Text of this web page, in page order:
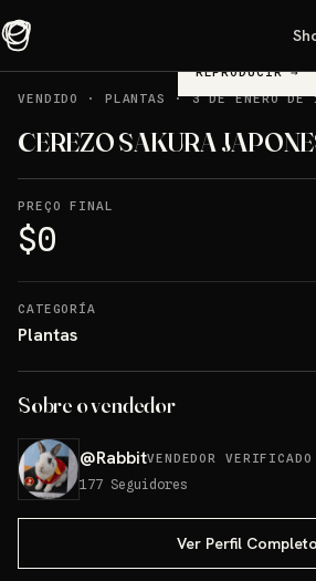
REPRODUCIR→
VENDIDO
· PLANTAS ·3 DE ENERO DE
CEREZO SAKURA
PREÇO FINAL
$0
CATEGORÍA
Plantas
Sobre o vendedor
@RabbitVENDEDOR VERIFICADO
177 Seguidores
Ver Perfil Completo